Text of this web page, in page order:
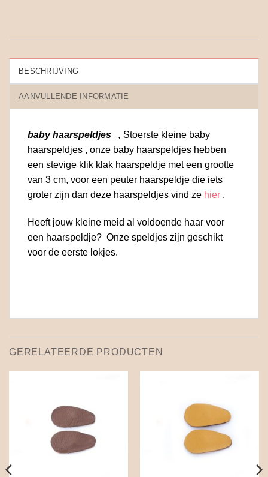
BESCHRIJVING
AANVULLENDE INFORMATIE
baby haarspeldjes , Stoerste kleine baby
haarspeldjes , onze baby haarspeldjes hebben
een stevige klik klak haarspeldje met een grootte
van 3 cm, voor een peuter haarspeldje die iets
groter zijn dan deze haarspeldjes vind ze hier .
Heeft jouw kleine meid al voldoende haar voor
een haarspeldje? Onze speldjes zijn geschikt
voor de eerste lokjes.
GERELATEERDE PRODUCTEN